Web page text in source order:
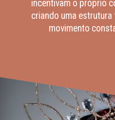
incentivam o próprio
criando uma
movimento